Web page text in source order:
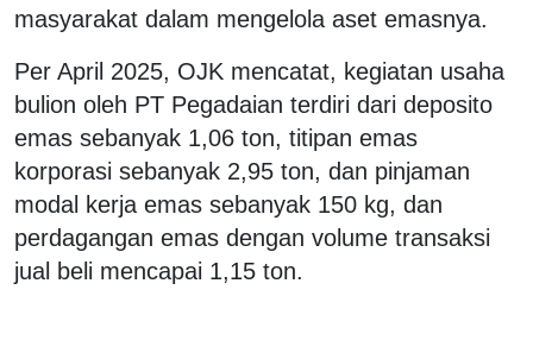
masyarakat dalam mengelola aset emasnya.
Per April 2025, OJK mencatat, kegiatan usaha
bulion oleh PT Pegadaian terdiri dari deposito
emas sebanyak 1,06 ton, titipan emas
korporasi sebanyak 2,95 ton, dan pinjaman
modal kerja emas sebanyak 150 kg, dan
perdagangan emas dengan volume transaksi
jual beli mencapai 1,15 ton.